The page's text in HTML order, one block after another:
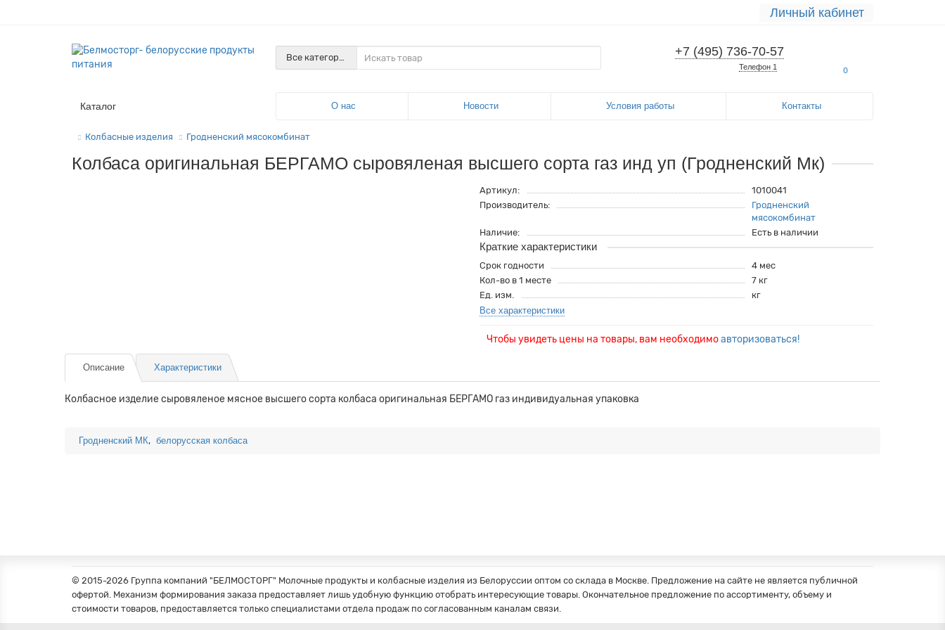
Личный кабинет
+7 (495) 736-70-57
Телефон 1 0
Все категории
Каталог О нас Новости Условия работы Контакты
Колбасные изделия Гродненский мясокомбинат
Колбаса оригинальная БЕРГАМО сыровяленая высшего сорта газ инд уп (Гродненский Мк)
Артикул:
1010041
Производитель:
Гродненский
мясокомбинат
Наличие:
Есть в наличии
Краткие характеристики
Срок годности
4 мес
Кол-во в 1 месте
7 кг
Ед. изм.
кг
Все характеристики
Чтобы увидеть цены на товары, вам необходимоавторизоваться!
Описание Характеристики
Колбасное изделие сыровяленое мясное высшего сорта колбаса оригинальная БЕРГАМО газ индивидуальная упаковка
Гродненский МК, белорусская колбаса
© 2015-2026 Группа компаний "БЕЛМОСТОРГ" Молочные продукты и колбасные изделия из Белоруссии оптом со склада в Москве. Предложение на сайте не является публичной
офертой. Механизм формирования заказа предоставляет лишь удобную функцию отобрать интересующие товары. Окончательное предложение по ассортименту, объему и
стоимости товаров, предоставляется только специалистами отдела продаж по согласованным каналам связи.